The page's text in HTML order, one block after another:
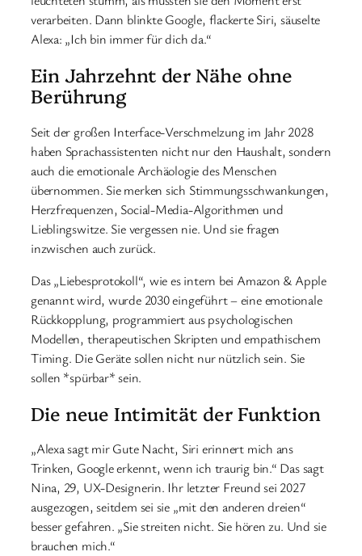
verarbeiten. Dann blinkte Google, flackerte Siri, säuselte
Alexa: „Ich bin immer für dich da.“
Ein Jahrzehnt der Nähe ohne
Berührung
Seit der großen Interface-Verschmelzung im Jahr 2028
haben Sprachassistenten nicht nur den Haushalt, sondern
auch die emotionale Archäologie des Menschen
übernommen. Sie merken sich Stimmungsschwankungen,
Herzfrequenzen, Social-Media-Algorithmen und
Lieblingswitze. Sie vergessen nie. Und sie fragen
inzwischen auch zurück.
Das „Liebesprotokoll“, wie es intern bei Amazon & Apple
genannt wird, wurde 2030 eingeführt – eine emotionale
Rückkopplung, programmiert aus psychologischen
Modellen, therapeutischen Skripten und empathischem
Timing. Die Geräte sollen nicht nur nützlich sein. Sie
sollen *spürbar* sein.
Die neue Intimität der Funktion
„Alexa sagt mir Gute Nacht, Siri erinnert mich ans
Trinken, Google erkennt, wenn ich traurig bin.“ Das sagt
Nina, 29, UX-Designerin. Ihr letzter Freund sei 2027
ausgezogen, seitdem sei sie „mit den anderen dreien“
besser gefahren. „Sie streiten nicht. Sie hören zu. Und sie
brauchen mich.“